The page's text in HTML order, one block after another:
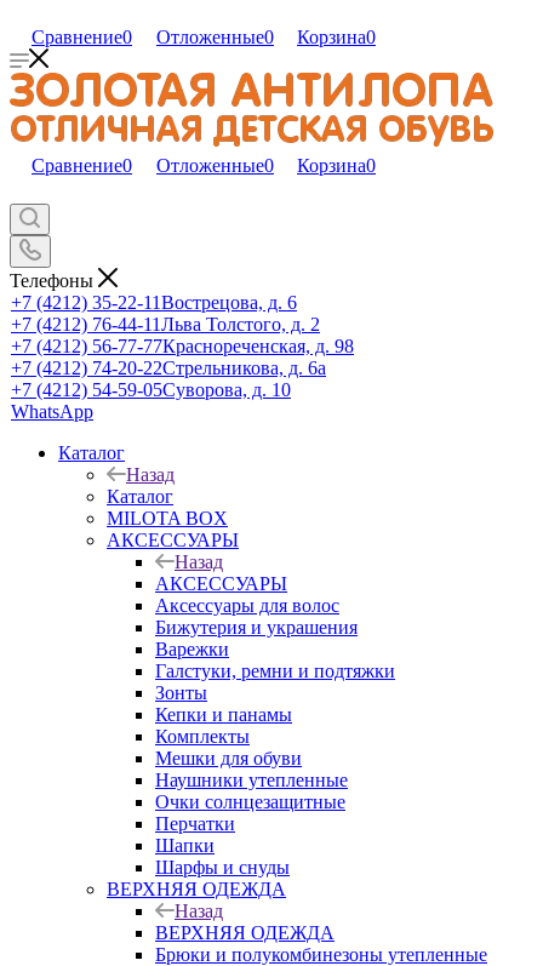
Сравнение0 Отложенные0 Корзина0
Сравнение0 Отложенные0 Корзина0
Телефоны
+7 (4212) 35-22-11Вострецова, д. 6
+7 (4212) 76-44-11Льва Толстого, д. 2
+7 (4212) 56-77-77Краснореченская, д. 98
+7 (4212) 74-20-22Стрельникова, д. 6а
+7 (4212) 54-59-05Суворова, д. 10
WhatsApp
Каталог
Назад
Каталог
MILOTA BOX
АКСЕССУАРЫ
Назад
АКСЕССУАРЫ
Аксессуары для волос
Бижутерия и украшения
Варежки
Галстуки, ремни и подтяжки
Зонты
Кепки и панамы
Комплекты
Мешки для обуви
Наушники утепленные
Очки солнцезащитные
Перчатки
Шапки
Шарфы и снуды
ВЕРХНЯЯ ОДЕЖДА
Назад
ВЕРХНЯЯ ОДЕЖДА
Брюки и полукомбинезоны утепленные